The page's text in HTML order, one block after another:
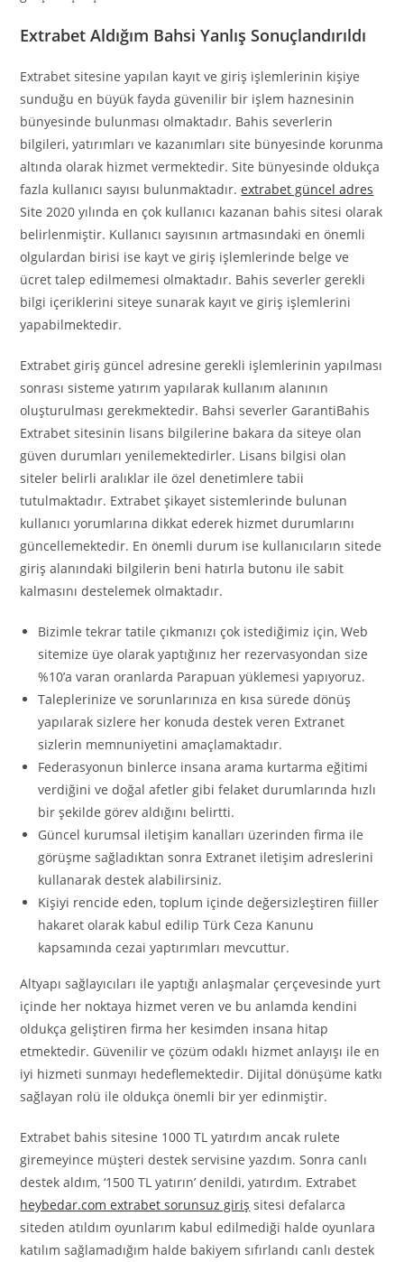
Extrabet Aldığım Bahsi Yanlış Sonuçlandırıldı
Extrabet sitesine yapılan kayıt ve giriş işlemlerinin kişiye
sunduğu en büyük fayda güvenilir bir işlem haznesinin
bünyesinde bulunması olmaktadır. Bahis severlerin
bilgileri, yatırımları ve kazanımları site bünyesinde korunma
altında olarak hizmet vermektedir. Site bünyesinde oldukça
fazla kullanıcı sayısı bulunmaktadır.extrabet güncel adres
Site 2020 yılında en çok kullanıcı kazanan bahis sitesi olarak
belirlenmiştir. Kullanıcı sayısının artmasındaki en önemli
olgulardan birisi ise kayt ve giriş işlemlerinde belge ve
ücret talep edilmemesi olmaktadır. Bahis severler gerekli
bilgi içeriklerini siteye sunarak kayıt ve giriş işlemlerini
yapabilmektedir.
Extrabet giriş güncel adresine gerekli işlemlerinin yapılması
sonrası sisteme yatırım yapılarak kullanım alanının
oluşturulması gerekmektedir. Bahsi severler GarantiBahis
Extrabet sitesinin lisans bilgilerine bakara da siteye olan
güven durumları yenilemektedirler. Lisans bilgisi olan
siteler belirli aralıklar ile özel denetimlere tabii
tutulmaktadır. Extrabet şikayet sistemlerinde bulunan
kullanıcı yorumlarına dikkat ederek hizmet durumlarını
güncellemektedir. En önemli durum ise kullanıcıların sitede
giriş alanındaki bilgilerin beni hatırla butonu ile sabit
kalmasını destelemek olmaktadır.
Bizimle tekrar tatile çıkmanızı çok istediğimiz için, Web
sitemize üye olarak yaptığınız her rezervasyondan size
%10’a varan oranlarda Parapuan yüklemesi yapıyoruz.
Taleplerinize ve sorunlarınıza en kısa sürede dönüş
yapılarak sizlere her konuda destek veren Extranet
sizlerin memnuniyetini amaçlamaktadır.
Federasyonun binlerce insana arama kurtarma eğitimi
verdiğini ve doğal afetler gibi felaket durumlarında hızlı
bir şekilde görev aldığını belirtti.
Güncel kurumsal iletişim kanalları üzerinden firma ile
görüşme sağladıktan sonra Extranet iletişim adreslerini
kullanarak destek alabilirsiniz.
Kişiyi rencide eden, toplum içinde değersizleştiren fiiller
hakaret olarak kabul edilip Türk Ceza Kanunu
kapsamında cezai yaptırımları mevcuttur.
Altyapı sağlayıcıları ile yaptığı anlaşmalar çerçevesinde yurt
içinde her noktaya hizmet veren ve bu anlamda kendini
oldukça geliştiren firma her kesimden insana hitap
etmektedir. Güvenilir ve çözüm odaklı hizmet anlayışı ile en
iyi hizmeti sunmayı hedeflemektedir. Dijital dönüşüme katkı
sağlayan rolü ile oldukça önemli bir yer edinmiştir.
Extrabet bahis sitesine 1000 TL yatırdım ancak rulete
giremeyince müşteri destek servisine yazdım. Sonra canlı
destek aldım, ‘1500 TL yatırın’ denildi, yatırdım. Extrabet
heybedar.com extrabet sorunsuz giriş sitesi defalarca
siteden atıldım oyunlarım kabul edilmediği halde oyunlara
katılım sağlamadığım halde bakiyem sıfırlandı canlı destek